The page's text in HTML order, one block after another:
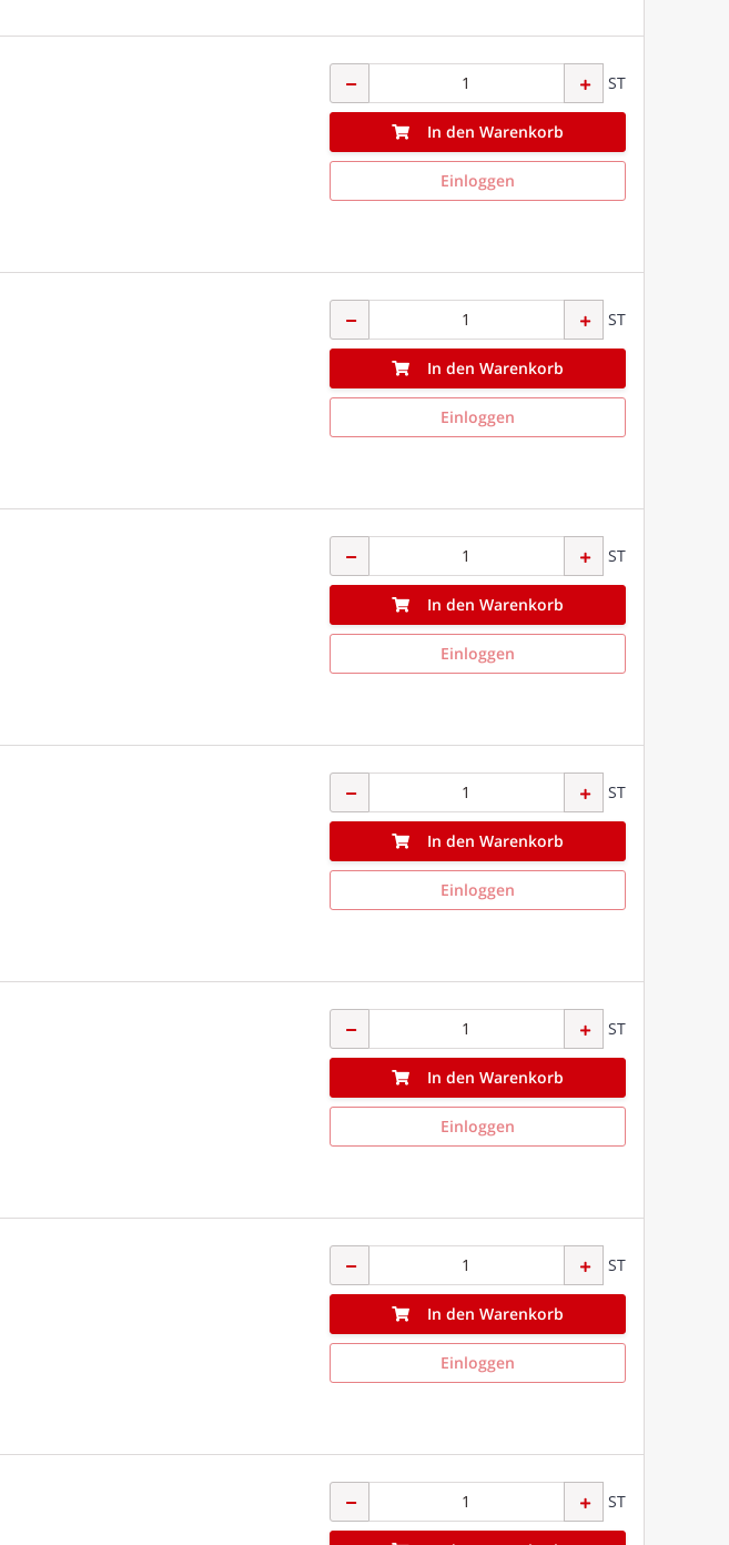
ST
In den Warenkorb
Einloggen
ST
In den Warenkorb
Einloggen
ST
In den Warenkorb
Einloggen
ST
In den Warenkorb
Einloggen
ST
In den Warenkorb
Einloggen
ST
In den Warenkorb
Einloggen
ST